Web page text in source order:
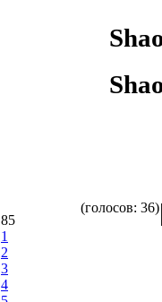
85
1
2
3
4
(голосов: 36)